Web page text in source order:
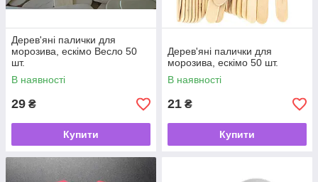
Дерев'яні палички для
морозива, ескімо Весло 50
шт.
В наявності
29 ₴
Купити
Дерев'яні палички для
морозива, ескімо 50 шт.
В наявності
21 ₴
Купити